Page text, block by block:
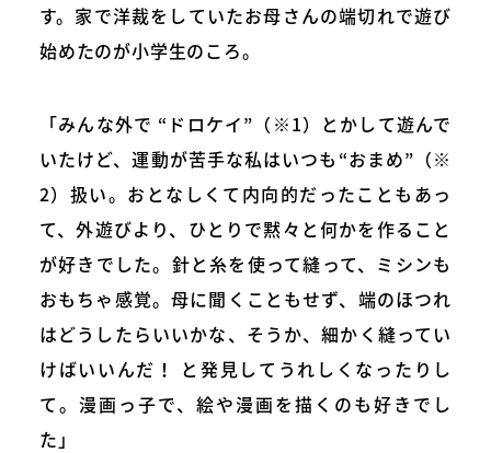
す。家で洋裁をしていたお母さんの端切れで遊び
始めたのが小学生のころ。
「みんな外で “ドロケイ”（※1）とかして遊んで
いたけど、運動が苦手な私はいつも“おまめ”（※
2）扱い。おとなしくて内向的だったこともあっ
て、外遊びより、ひとりで黙々と何かを作ること
が好きでした。針と糸を使って縫って、ミシンも
おもちゃ感覚。母に聞くこともせず、端のほつれ
はどうしたらいいかな、そうか、細かく縫ってい
けばいいんだ！ と発見してうれしくなったりし
て。漫画っ子で、絵や漫画を描くのも好きでし
た」